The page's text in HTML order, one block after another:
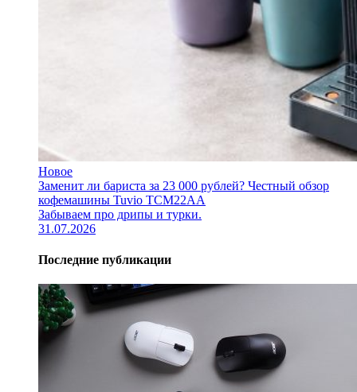
Новое
Заменит ли бариста за 23 000 рублей? Честный обзор
кофемашины Tuvio TCM22AA
Забываем про дрипы и турки.
31.07.2026
Последние публикации